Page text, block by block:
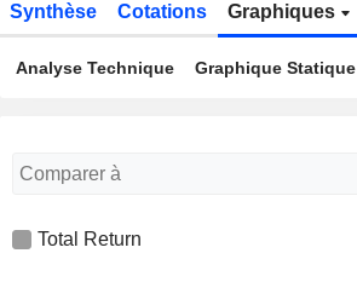
Synthèse Cotations Graphiques
Analyse Technique Graphique Statique
Total Return